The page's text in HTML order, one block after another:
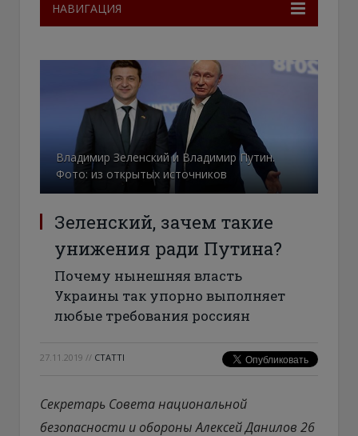
НАВИГАЦИЯ
Владимир Зеленский и Владимир Путин.
Фото: из открытых источников
Зеленский, зачем такие
унижения ради Путина?
Почему нынешняя власть
Украины так упорно выполняет
любые требования россиян
27.11.2019 // СТАТТІ
Секретарь Совета национальной
безопасности и обороны Алексей Данилов 26